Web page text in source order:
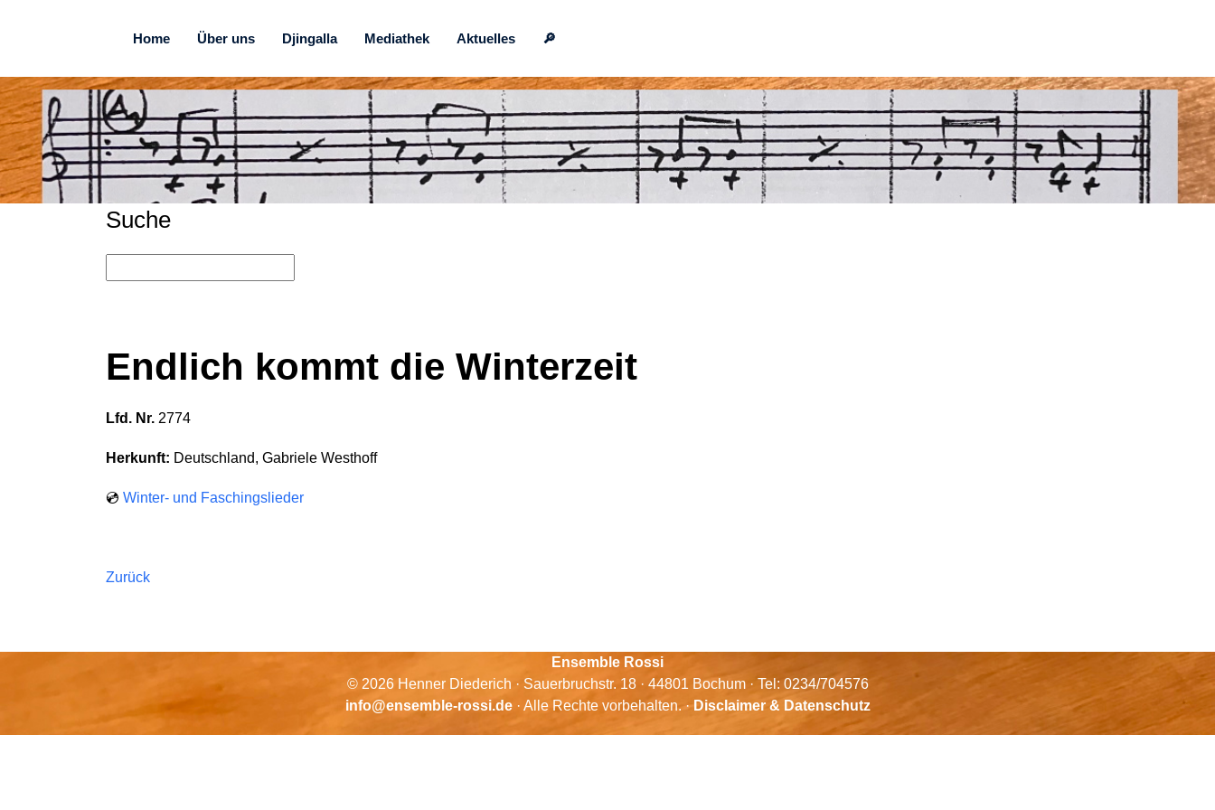
Home Über uns Djingalla Mediathek Aktuelles 🔎
Suche
Endlich kommt die Winterzeit
Lfd. Nr. 2774
Herkunft: Deutschland, Gabriele Westhoff
💿 Winter- und Faschingslieder
Zurück
Ensemble Rossi
© 2026 Henner Diederich · Sauerbruchstr. 18 · 44801 Bochum · Tel: 0234/704576
info@ensemble-rossi.de· Alle Rechte vorbehalten. · Disclaimer & Datenschutz